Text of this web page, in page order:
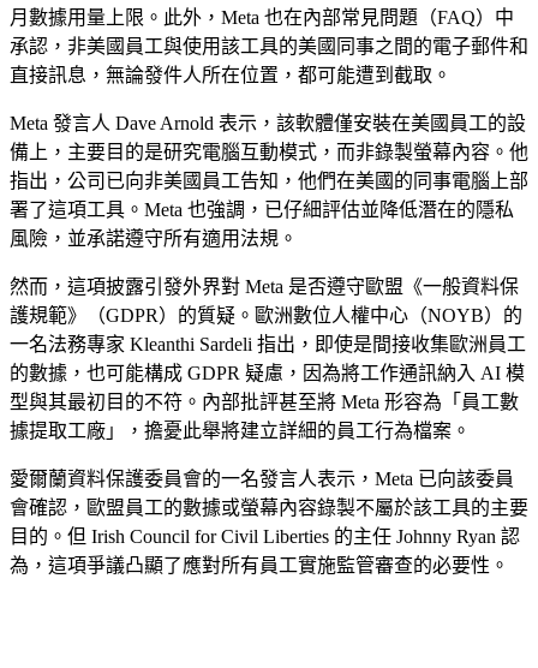
月數據用量上限。此外，Meta 也在內部常見問題（FAQ）中
承認，非美國員工與使用該工具的美國同事之間的電子郵件和
直接訊息，無論發件人所在位置，都可能遭到截取。
Meta 發言人 Dave Arnold 表示，該軟體僅安裝在美國員工的設
備上，主要目的是研究電腦互動模式，而非錄製螢幕內容。他
指出，公司已向非美國員工告知，他們在美國的同事電腦上部
署了這項工具。Meta 也強調，已仔細評估並降低潛在的隱私
風險，並承諾遵守所有適用法規。
然而，這項披露引發外界對 Meta 是否遵守歐盟《一般資料保
護規範》（GDPR）的質疑。歐洲數位人權中心（NOYB）的
一名法務專家 Kleanthi Sardeli 指出，即使是間接收集歐洲員工
的數據，也可能構成 GDPR 疑慮，因為將工作通訊納入 AI 模
型與其最初目的不符。內部批評甚至將 Meta 形容為「員工數
據提取工廠」，擔憂此舉將建立詳細的員工行為檔案。
愛爾蘭資料保護委員會的一名發言人表示，Meta 已向該委員
會確認，歐盟員工的數據或螢幕內容錄製不屬於該工具的主要
目的。但 Irish Council for Civil Liberties 的主任 Johnny Ryan 認
為，這項爭議凸顯了應對所有員工實施監管審查的必要性。